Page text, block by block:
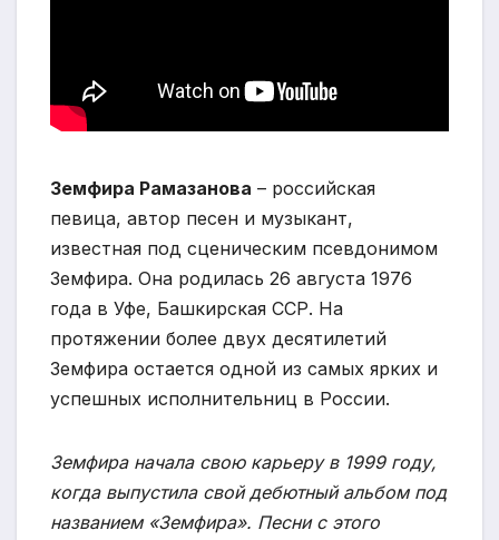
Земфира Рамазанова – российская
певица, автор песен и музыкант,
известная под сценическим псевдонимом
Земфира. Она родилась 26 августа 1976
года в Уфе, Башкирская ССР. На
протяжении более двух десятилетий
Земфира остается одной из самых ярких и
успешных исполнительниц в России.
Земфира начала свою карьеру в 1999 году,
когда выпустила свой дебютный альбом под
названием «Земфира». Песни с этого